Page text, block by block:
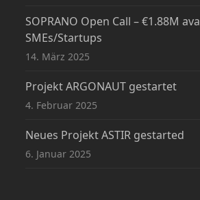
SOPRANO Open Call – €1.88M
SMEs/Startups
14. März 2025
Projekt ARGONAUT gestartet
4. Februar 2025
Neues Projekt ASTIR gestarted
6. Januar 2025